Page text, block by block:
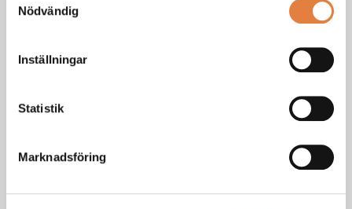
Nödvändig
Inställningar
Statistik
Marknadsföring
och den CE-märkta produkten ska åtföljas av en
CE-märkning - dörrar & fönster